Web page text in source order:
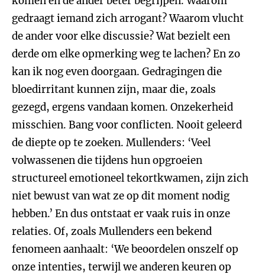
gedraagt iemand zich arrogant? Waarom vlucht
de ander voor elke discussie? Wat bezielt een
derde om elke opmerking weg te lachen? En zo
kan ik nog even doorgaan. Gedragingen die
bloedirritant kunnen zijn, maar die, zoals
gezegd, ergens vandaan komen. Onzekerheid
misschien. Bang voor conflicten. Nooit geleerd
de diepte op te zoeken. Mullenders: ‘Veel
volwassenen die tijdens hun opgroeien
structureel emotioneel tekortkwamen, zijn zich
niet bewust van wat ze op dit moment nodig
hebben.’ En dus ontstaat er vaak ruis in onze
relaties. Of, zoals Mullenders een bekend
fenomeen aanhaalt: ‘We beoordelen onszelf op
onze intenties, terwijl we anderen keuren op